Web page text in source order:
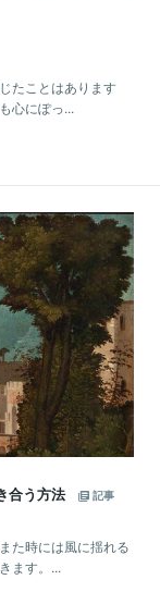
たことはあります
心にぽっ...
合う方法
記事
た時には風に揺れる
ます。...